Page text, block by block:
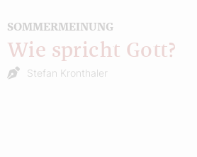
SOMMERMEINUNG
Wie spricht Gott?
Stefan Kronthaler